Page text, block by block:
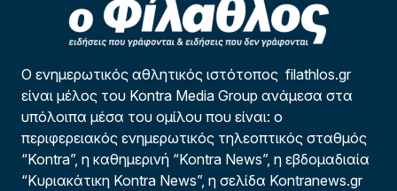
Ο ενημερωτικός αθλητικός ιστότοπος filathlos.gr
είναι μέλος του Kontra Media Group ανάμεσα στα
υπόλοιπα μέσα του ομίλου που είναι: ο
περιφερειακός ενημερωτικός τηλεοπτικός σταθμός
“Kontra”, η καθημερινή “Kontra News”, η εβδομαδιαία
“Κυριακάτικη Kontra News”, η σελίδα Kontranews.gr